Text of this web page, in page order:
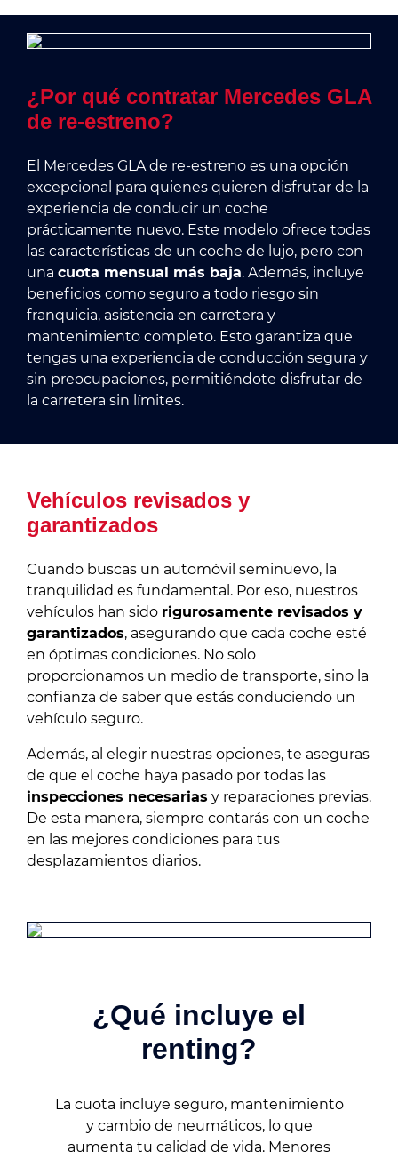
¿Por qué contratar Mercedes GLA
de re-estreno?
El Mercedes GLA de re-estreno es una opción
excepcional para quienes quieren disfrutar de la
experiencia de conducir un coche
prácticamente nuevo. Este modelo ofrece todas
las características de un coche de lujo, pero con
una cuota mensual más baja. Además, incluye
beneficios como seguro a todo riesgo sin
franquicia, asistencia en carretera y
mantenimiento completo. Esto garantiza que
tengas una experiencia de conducción segura y
sin preocupaciones, permitiéndote disfrutar de
la carretera sin límites.
Vehículos revisados y
garantizados
Cuando buscas un automóvil seminuevo, la
tranquilidad es fundamental. Por eso, nuestros
vehículos han sido rigurosamente revisados y
garantizados, asegurando que cada coche esté
en óptimas condiciones. No solo
proporcionamos un medio de transporte, sino la
confianza de saber que estás conduciendo un
vehículo seguro.
Además, al elegir nuestras opciones, te aseguras
de que el coche haya pasado por todas las
inspecciones necesarias y reparaciones previas.
De esta manera, siempre contarás con un coche
en las mejores condiciones para tus
desplazamientos diarios.
¿Qué incluye el
renting?
La cuota incluye seguro, mantenimiento
y cambio de neumáticos, lo que
aumenta tu calidad de vida. Menores